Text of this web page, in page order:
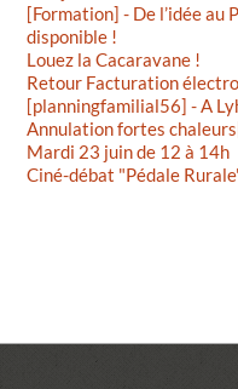
[Formation] - De l’idée
disponible !
Louez la Cacaravane !
Retour Facturation
[planningfamilial56] - A
Annulation fortes
Mardi 23 juin de 12 à 14h
Ciné-débat "Pédale